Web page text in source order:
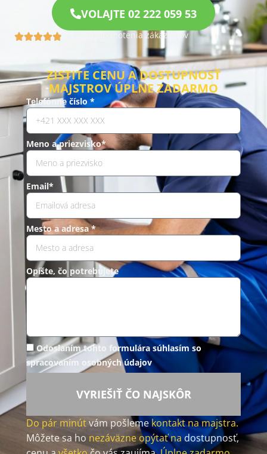
VOLAJTE 02 222 059 53
Hodnotenia zákazníkov
ZISTITE CENU A DOSTUPNOSŤ
MAJSTROV ÚPLNE ZADARMO
Telefónne číslo *
Meno a priezvisko*
Email*
Mesto a adresa *
Opíšte, čo potrebujete
Odoslaním tohto formulára súhlasím so
spracovaním osobných údajov
VYRIEŠIŤ ČO NAJSKÔR
Do pár minútvám pošlemekontakt na majstra.
Môžete sa ho nezáväzne opýtať nadostupnosť,